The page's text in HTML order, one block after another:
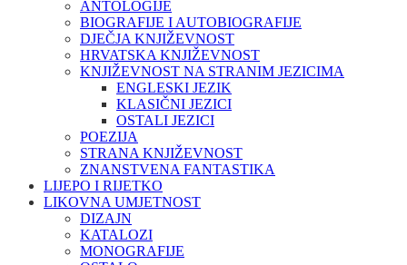
ANTOLOGIJE
BIOGRAFIJE I AUTOBIOGRAFIJE
DJEČJA KNJIŽEVNOST
HRVATSKA KNJIŽEVNOST
KNJIŽEVNOST NA STRANIM JEZICIMA
ENGLESKI JEZIK
KLASIČNI JEZICI
OSTALI JEZICI
POEZIJA
STRANA KNJIŽEVNOST
ZNANSTVENA FANTASTIKA
LIJEPO I RIJETKO
LIKOVNA UMJETNOST
DIZAJN
KATALOZI
MONOGRAFIJE